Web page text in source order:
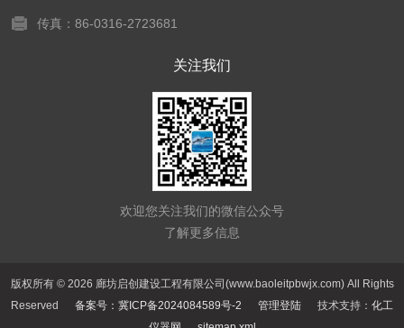
传真：86-0316-2723681
关注我们
欢迎您关注我们的微信公众号
了解更多信息
版权所有 © 2026 廊坊启创建设工程有限公司(www.baoleitpbwjx.com) All Rights
Reserved 备案号：冀ICP备2024084589号-2 管理登陆 技术支持： 化工